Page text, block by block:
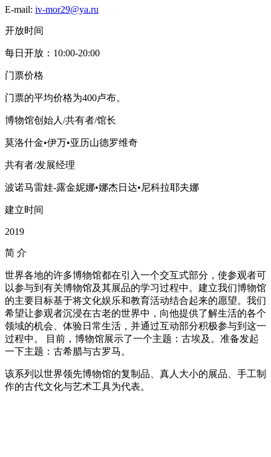
E-mail: iv-mor29@ya.ru
开放时间
每日开放：10:00-20:00
门票价格
门票的平均价格为400卢布。
博物馆创始人/共有者/馆长
莫洛什金•伊万•亚历山德罗维奇
共有者/发展经理
波诺马雷娃-露金妮娜•娜杰日达•尼科拉耶夫娜
建立时间
2019
简 介
世界各地的许多博物馆都在引入一个交互式部分，使参观者可
以参与到有关博物馆及其展品的学习过程中。建立我们博物馆
的主要目标基于将文化娱乐和教育活动结合起来的愿望。我们
希望让参观者沉浸在古老的世界中，向他提供了解生活的各个
领域的机会、体验日常生活，并通过互动部分积极参与到这一
过程中。 目前，博物馆展示了一个主题：古埃及。准备发起
一下主题：古希腊与古罗马。
该系列以世界领先博物馆的复制品、真人大小的展品、手工制
作的古代文化与艺术工具为代表。